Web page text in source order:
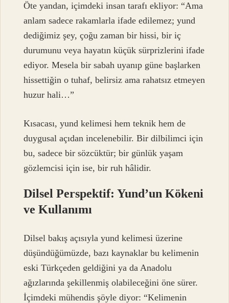
Öte yandan, içimdeki insan tarafı ekliyor: “Ama
anlam sadece rakamlarla ifade edilemez; yund
dediğimiz şey, çoğu zaman bir hissi, bir iç
durumunu veya hayatın küçük sürprizlerini ifade
ediyor. Mesela bir sabah uyanıp güne başlarken
hissettiğin o tuhaf, belirsiz ama rahatsız etmeyen
huzur hali…”
Kısacası, yund kelimesi hem teknik hem de
duygusal açıdan incelenebilir. Bir dilbilimci için
bu, sadece bir sözcüktür; bir günlük yaşam
gözlemcisi için ise, bir ruh hâlidir.
Dilsel Perspektif: Yund’un Kökeni
ve Kullanımı
Dilsel bakış açısıyla yund kelimesi üzerine
düşündüğümüzde, bazı kaynaklar bu kelimenin
eski Türkçeden geldiğini ya da Anadolu
ağızlarında şekillenmiş olabileceğini öne sürer.
İçimdeki mühendis şöyle diyor: “Kelimenin